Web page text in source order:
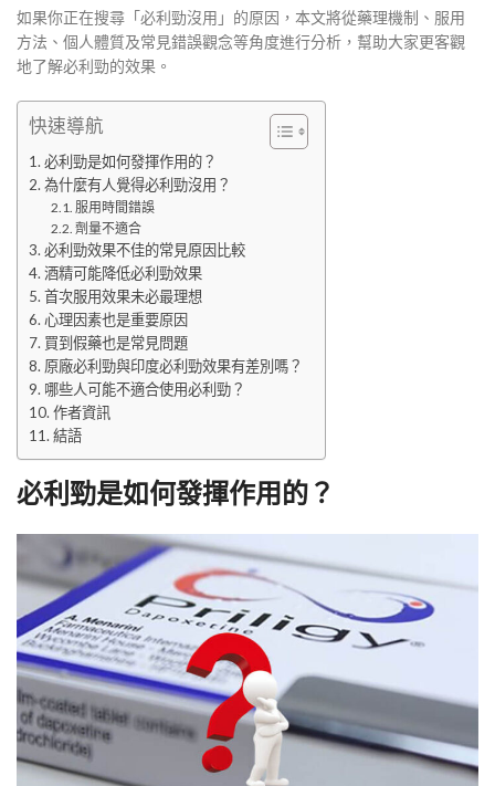
如果你正在搜尋「必利勁沒用」的原因，本文將從藥理機制、服用
方法、個人體質及常見錯誤觀念等角度進行分析，幫助大家更客觀
地了解必利勁的效果。
快速導航
必利勁是如何發揮作用的？
為什麼有人覺得必利勁沒用？
服用時間錯誤
劑量不適合
必利勁效果不佳的常見原因比較
酒精可能降低必利勁效果
首次服用效果未必最理想
心理因素也是重要原因
買到假藥也是常見問題
原廠必利勁與印度必利勁效果有差別嗎？
哪些人可能不適合使用必利勁？
作者資訊
結語
必利勁是如何發揮作用的？